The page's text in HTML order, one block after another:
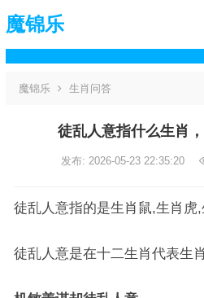
魔锦乐
魔锦乐 生肖问答
徒乱人意指什么生肖
发布: 2026-05-23 22:35:20
徒乱人意指的是生肖鼠,生肖虎,
徒乱人意是在十二生肖代表生